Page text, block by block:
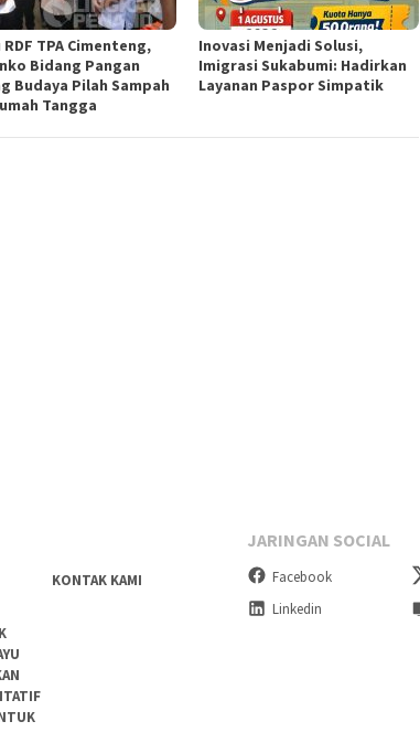
TPA Cimenteng,
Bidang Pangan
Budaya Pilah Sampah
Tangga
Inovasi Menjadi Solusi,
Imigrasi Sukabumi: Hadirkan
Layanan Paspor Simpatik
KONTAK KAMI
JARINGAN SOCIAL
Facebook
Linkedin